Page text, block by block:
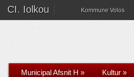
CI. Iolkou Kommune Volos
Municipal Afsnit H » Kultur »